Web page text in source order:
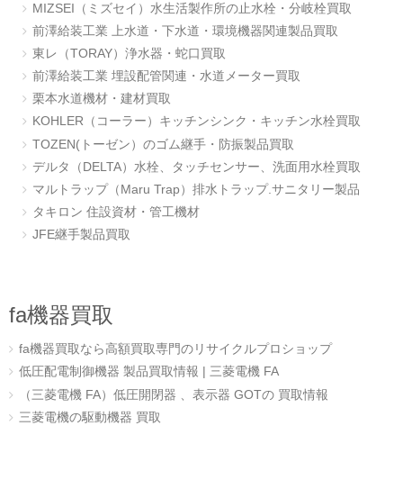
MIZSEI（ミズセイ）水生活製作所の止水栓・分岐栓買取
前澤給装工業 上水道・下水道・環境機器関連製品買取
東レ（TORAY）浄水器・蛇口買取
前澤給装工業 埋設配管関連・水道メーター買取
栗本水道機材・建材買取
KOHLER（コーラー）キッチンシンク・キッチン水栓買取
TOZEN(トーゼン）のゴム継手・防振製品買取
デルタ（DELTA）水栓、タッチセンサー、洗面用水栓買取
マルトラップ（Maru Trap）排水トラップ.サニタリー製品
タキロン 住設資材・管工機材
JFE継手製品買取
fa機器買取
fa機器買取なら高額買取専門のリサイクルプロショップ
低圧配電制御機器 製品買取情報 | 三菱電機 FA
（三菱電機 FA）低圧開閉器 、表示器 GOTの 買取情報
三菱電機の駆動機器 買取